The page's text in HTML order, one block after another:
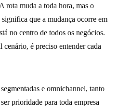
rota muda a toda hora, mas o
que a mudança ocorre em
no centro de todos os negócios.
cenário, é preciso entender cada
e omnichannel, tanto
prioridade para toda empresa